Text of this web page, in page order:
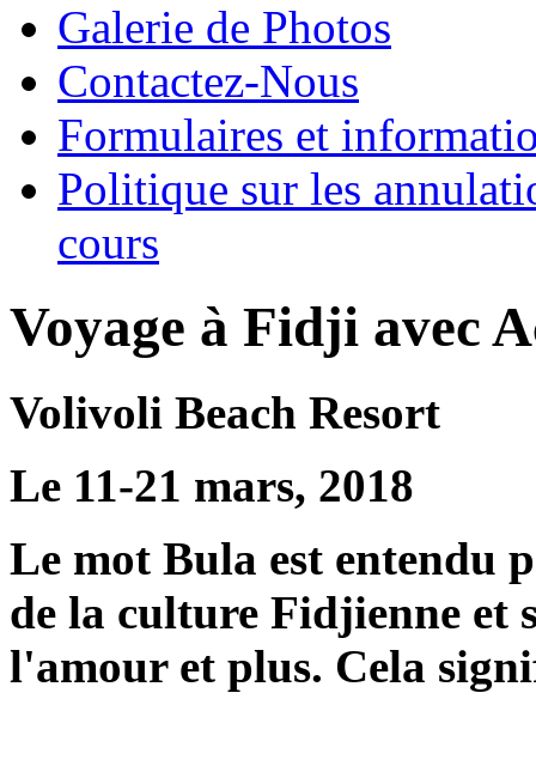
Galerie de Photos
Contactez-Nous
Formulaires et
Politique sur les
cours
Voyage à Fidji avec
Volivoli Beach Resort
Le 11-21 mars, 2018
Le mot Bula est entendu
de la culture Fidjienne et
l'amour et plus. Cela